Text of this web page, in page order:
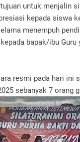
untuk menjalin
kepada siswa
menempuh
bapak/ibu
resmi pada hari ini
sebanyak 7 orang